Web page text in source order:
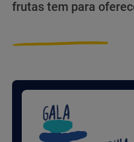
frutas tem para